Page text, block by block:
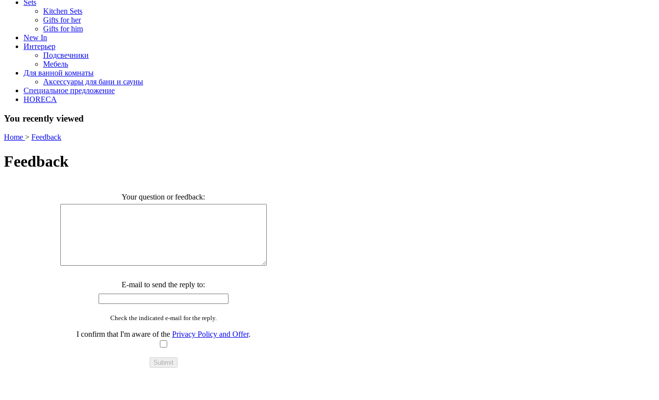
Sets
Kitchen Sets
Gifts for her
Gifts for him
New In
Интерьер
Подсвечники
Мебель
Для ванной комнаты
Аксессуары для бани и сауны
Специальное предложение
HORECA
You recently viewed
Home > Feedback
Feedback
Your question or feedback:
E-mail to send the reply to:
Check the indicated e-mail for the reply.
I confirm that I'm aware of the Privacy Policy and Offer.